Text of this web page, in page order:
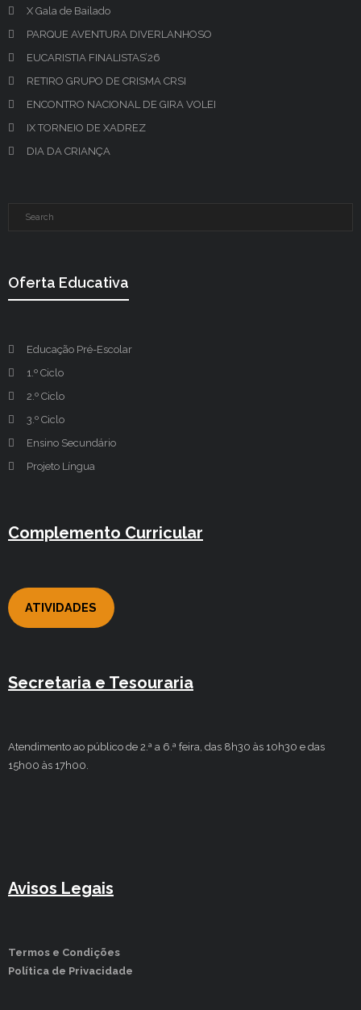
X Gala de Bailado
PARQUE AVENTURA DIVERLANHOSO
EUCARISTIA FINALISTAS’26
RETIRO GRUPO DE CRISMA CRSI
ENCONTRO NACIONAL DE GIRA VOLEI
IX TORNEIO DE XADREZ
DIA DA CRIANÇA
Oferta Educativa
Educação Pré-Escolar
1.º Ciclo
2.º Ciclo
3.º Ciclo
Ensino Secundário
Projeto Língua
Complemento Curricular
ATIVIDADES
Secretaria e Tesouraria
Atendimento ao público de 2.ª a 6.ª feira, das 8h30 às 10h30 e das
15h00 às 17h00.
Avisos Legais
Termos e Condições
Política de Privacidade